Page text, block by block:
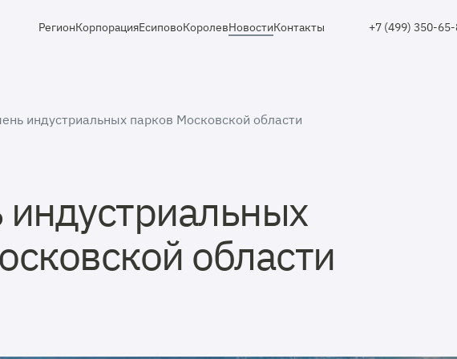
РегионКорпорацияЕсиповоКоролевНовостиКонтакты +7 (499) 350-
индустриальных парков Московской области
области